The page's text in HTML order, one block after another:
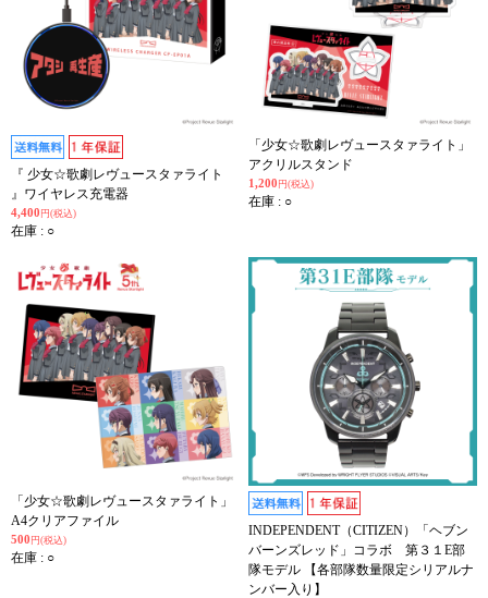
『 少女☆歌劇レヴュースタァライト
』ワイヤレス充電器
4,400 円(税込)
在庫 : ○
「少女☆歌劇レヴュースタァライト」
アクリルスタンド
1,200 円(税込)
在庫 : ○
「少女☆歌劇レヴュースタァライト」
A4クリアファイル
500 円(税込)
在庫 : ○
INDEPENDENT（CITIZEN）「ヘブン
バーンズレッド」コラボ 第３１E部
隊モデル 【各部隊数量限定シリアルナ
ンバー入り】